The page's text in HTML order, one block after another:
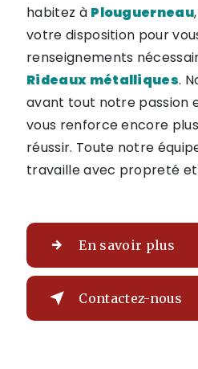
habitez à Plouguerneau
votre disposition pour
renseignements
Rideaux métalliques.
avant tout notre passion
vous renforce encore
réussir. Toute notre
travaille avec propreté et
En savoir plus
Contactez-nous